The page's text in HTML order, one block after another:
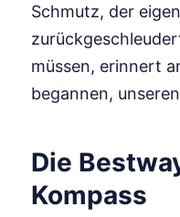
Schmutz, der
müssen, erinnert
begannen,
Die
Kompass